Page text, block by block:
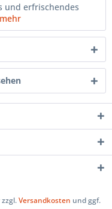
und erfrischendes
mehr
Versandkosten und ggf.